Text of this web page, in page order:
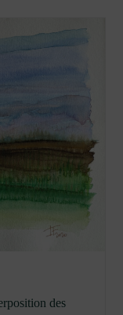
des